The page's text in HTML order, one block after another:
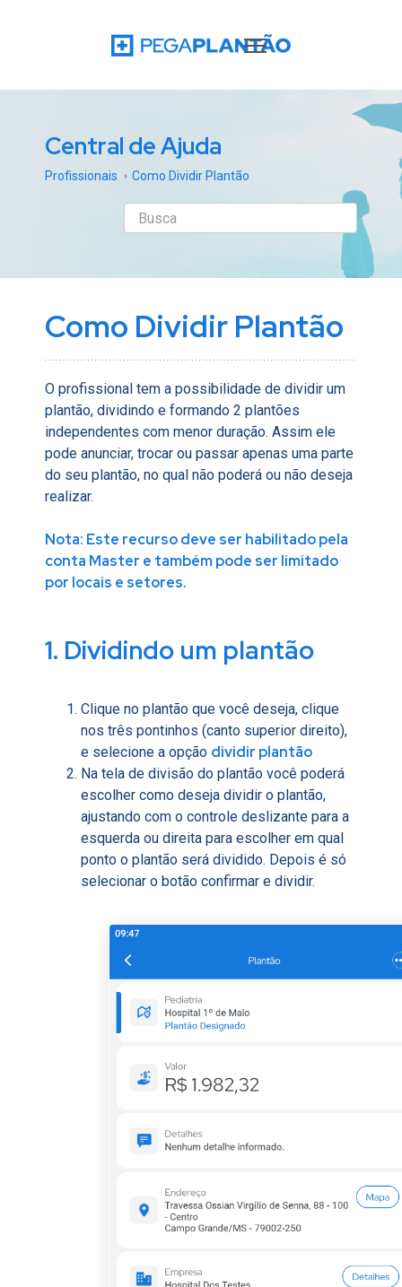
Central de Ajuda
Profissionais Como Dividir Plantão
Como Dividir Plantão
O profissional tem a possibilidade de dividir um
plantão, dividindo e formando 2 plantões
independentes com menor duração. Assim ele
pode anunciar, trocar ou passar apenas uma parte
do seu plantão, no qual não poderá ou não deseja
realizar.
Nota: Este recurso deve ser habilitado pela
conta Master e também pode ser limitado
por locais e setores.
1. Dividindo um plantão
Clique no plantão que você deseja, clique
nos três pontinhos (canto superior direito),
e selecione a opção dividir plantão
Na tela de divisão do plantão você poderá
escolher como deseja dividir o plantão,
ajustando com o controle deslizante para a
esquerda ou direita para escolher em qual
ponto o plantão será dividido. Depois é só
selecionar o botão confirmar e dividir.